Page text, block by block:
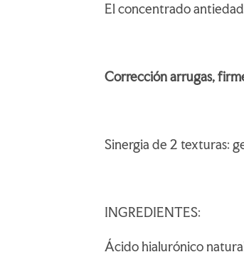
El concentrado
Corrección arrugas,
Sinergia de 2 texturas:
INGREDIENTES:
Ácido hialurónico